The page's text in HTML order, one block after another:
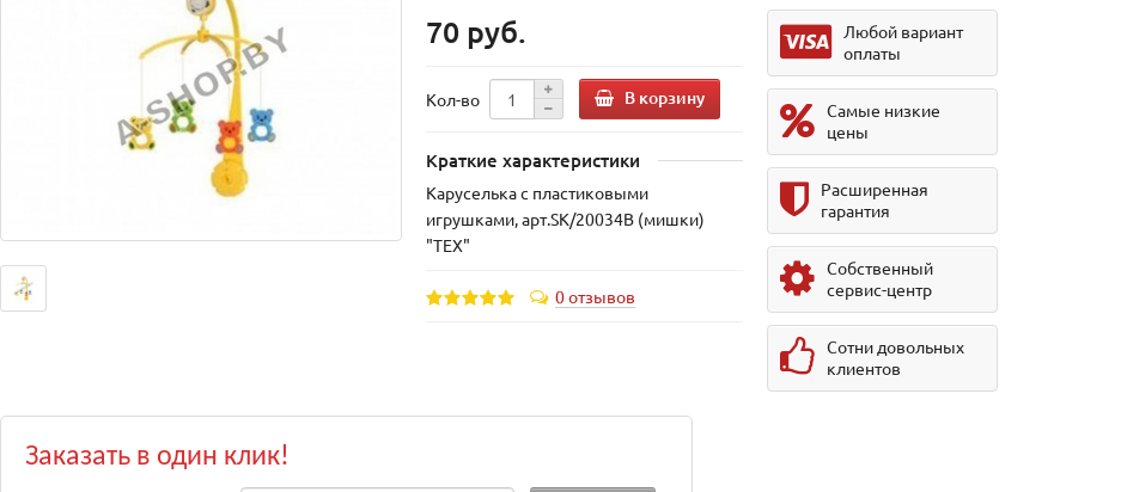
70 руб.
Кол-во В корзину
Краткие характеристики
Каруселька с пластиковыми
игрушками, арт.SK/20034В (мишки)
"TEX"
0 отзывов
Любой вариант
оплаты
Самые низкие
цены
Расширенная
гарантия
Собственный
сервис-центр
Сотни довольных
клиентов
Заказать в один клик!